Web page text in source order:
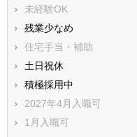
未経験OK
残業少なめ
住宅手当・補助
土日祝休
積極採用中
2027年4月入職可
1月入職可